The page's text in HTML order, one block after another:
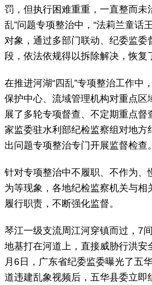
罚，但执行困难重重，一直整而未
乱”问题专项整治中，“法莉兰童话
对象，通过多部门联动、纪委监委
段，依法依规得以拆除解决，恢复
在推进河湖“四乱”专项整治工作中
保护中心、流域管理机构对重点区
展了多轮专项督查、不定期重点督
家监委驻水利部纪检监察组对地方
出问题专项整治专门开展监督检查。
针对专项整治中不履职、不作为、
为等现象，各地纪检监察机关与相
履行职责，不断强化监督。
琴江一级支流周江河穿镇而过，7
地基打在河道上，直接威胁行洪
月6日，广东省纪委监委曝光了五
道违建乱象视频后，五华县委立即